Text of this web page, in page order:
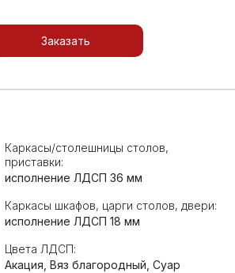
Заказать
Каркасы/столешницы столов,
приставки:
исполнение ЛДСП 36 мм
Каркасы шкафов, царги столов, двери:
исполнение ЛДСП 18 мм
Цвета ЛДСП:
Акация, Вяз благородный, Суар